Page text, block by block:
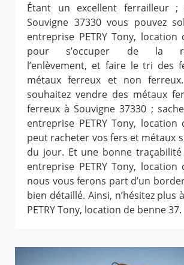
Étant un excellent ferrailleur ;
Souvigne 37330 vous pouvez
entreprise PETRY Tony, location
pour s’occuper de la
l’enlèvement, et faire le tri des
métaux ferreux et non
souhaitez vendre des métaux
ferreux à Souvigne 37330 ;
entreprise PETRY Tony, location
peut racheter vos fers et métaux
du jour. Et une bonne
entreprise PETRY Tony, location
nous vous ferons part d’un
bien détaillé. Ainsi, n’hésitez plus
PETRY Tony, location de benne 37.